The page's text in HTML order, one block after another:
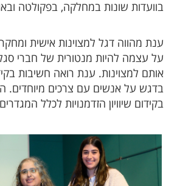
בוועדות שונות במחלקה, בפקולטה
ענת מהווה דגל למצוינות אישית
על עצמה להיות מנטורית של חברי
אותם למצוינות. ענת רואה חשיבות
בדגש על אנשים עם צרכים מיוחדים.
בקידום שיוויון הזדמנויות לכלל